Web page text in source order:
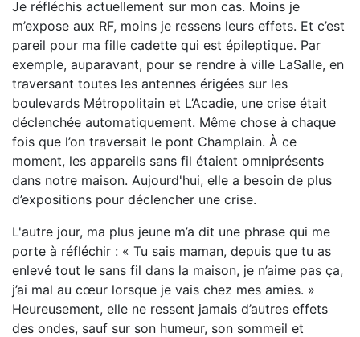
Je réfléchis actuellement sur mon cas. Moins je
m’expose aux RF, moins je ressens leurs effets. Et c’est
pareil pour ma fille cadette qui est épileptique. Par
exemple, auparavant, pour se rendre à ville LaSalle, en
traversant toutes les antennes érigées sur les
boulevards Métropolitain et L’Acadie, une crise était
déclenchée automatiquement. Même chose à chaque
fois que l’on traversait le pont Champlain. À ce
moment, les appareils sans fil étaient omniprésents
dans notre maison. Aujourd'hui, elle a besoin de plus
d’expositions pour déclencher une crise.
L'autre jour, ma plus jeune m’a dit une phrase qui me
porte à réfléchir : « Tu sais maman, depuis que tu as
enlevé tout le sans fil dans la maison, je n’aime pas ça,
j’ai mal au cœur lorsque je vais chez mes amies. »
Heureusement, elle ne ressent jamais d’autres effets
des ondes, sauf sur son humeur, son sommeil et